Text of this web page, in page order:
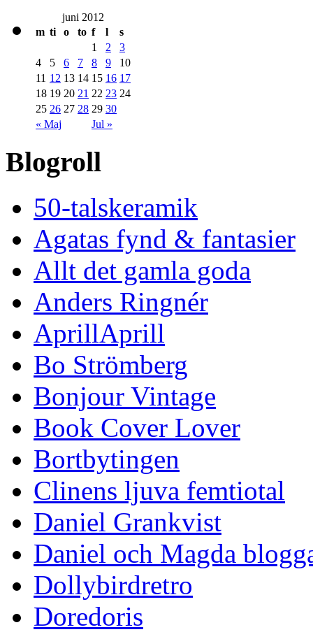
juni 2012
m ti o to f l s
« Maj Jul »
1 2
3
4
5 6 7 8 9
10
11 12 13 14 15 16 17
18 19 20 21 22 23 24
25 26 27 28 29 30
Blogroll
50-talskeramik
Agatas fynd & fantasier
Allt det gamla goda
Anders Ringnér
AprillAprill
Bo Strömberg
Bonjour Vintage
Book Cover Lover
Bortbytingen
Clinens ljuva femtiotal
Daniel Grankvist
Daniel och Magda
Dollybirdretro
Doredoris